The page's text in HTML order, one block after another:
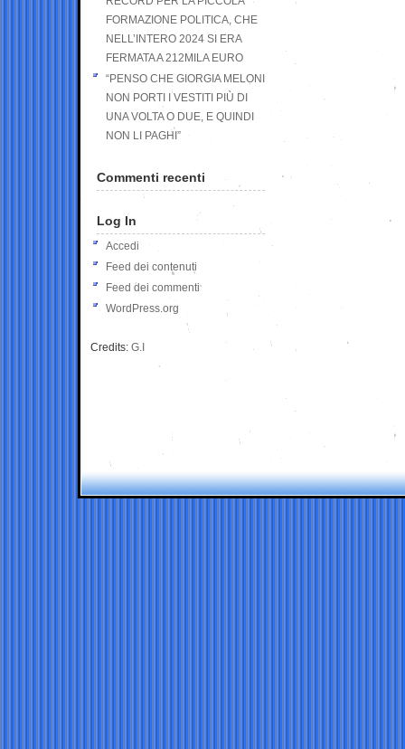
FORMAZIONE POLITICA, CHE
NELL’INTERO 2024 SI ERA
FERMATA A 212MILA EURO
“PENSO CHE GIORGIA MELONI
NON PORTI I VESTITI PIÙ DI
UNA VOLTA O DUE, E QUINDI
NON LI PAGHI”
Commenti recenti
Log In
Accedi
Feed dei contenuti
Feed dei commenti
WordPress.org
Credits: G.I